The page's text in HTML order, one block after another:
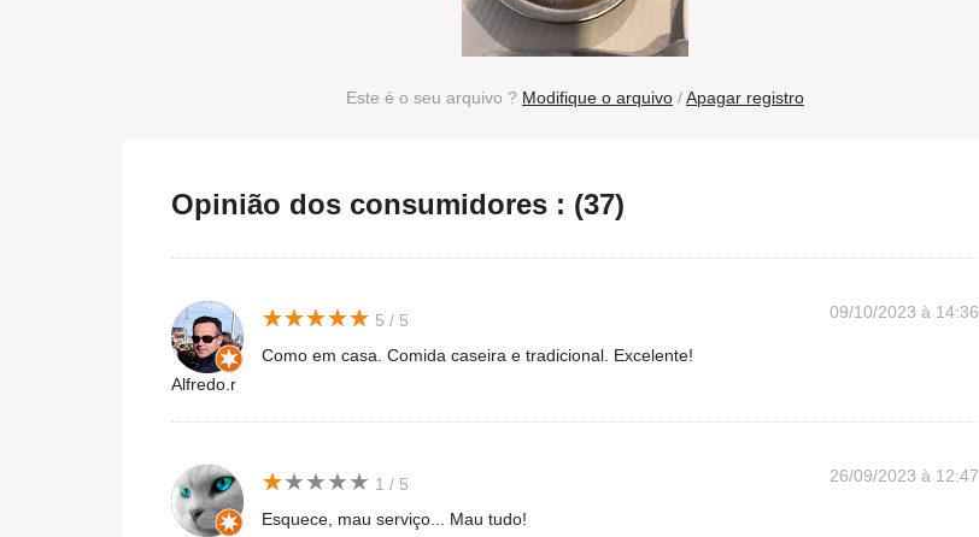
Este é o seu arquivo ? Modifique o arquivo /Apagar registro
Opinião dos consumidores : (37)
Alfredo.r
★★★★★
★★★★★ 5 / 5 09/10/2023 à 14:36
Como em casa. Comida caseira e tradicional. Excelente!
★★★★★
★★★★★ 1 / 5 26/09/2023 à 12:47
Esquece, mau serviço... Mau tudo!